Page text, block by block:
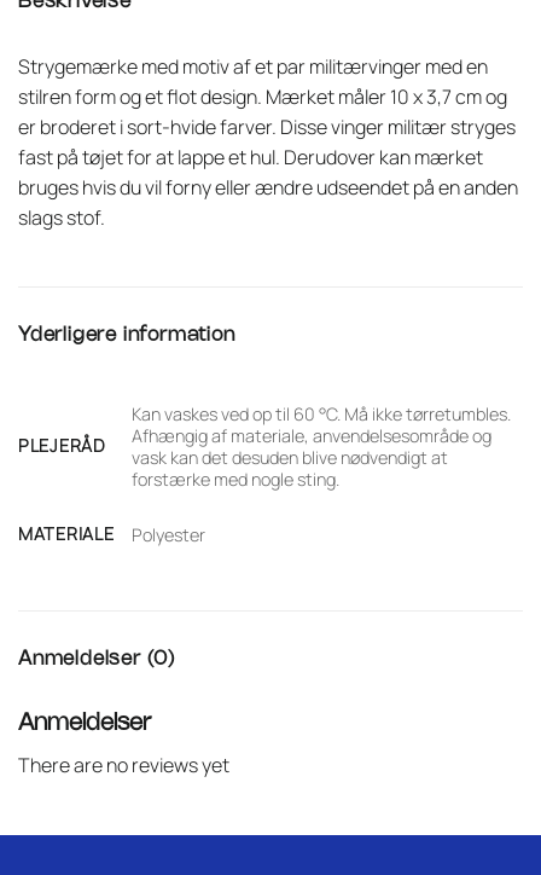
Strygemærke med motiv af et par militærvinger med en
stilren form og et flot design. Mærket måler 10 x 3,7 cm og
er broderet i sort-hvide farver. Disse vinger militær stryges
fast på tøjet for at lappe et hul. Derudover kan mærket
bruges hvis du vil forny eller ændre udseendet på en anden
slags stof.
Yderligere information
PLEJERÅD
Kan vaskes ved op til 60 °C. Må ikke tørretumbles.
Afhængig af materiale, anvendelsesområde og
vask kan det desuden blive nødvendigt at
forstærke med nogle sting.
MATERIALE Polyester
Anmeldelser (0)
Anmeldelser
There are no reviews yet